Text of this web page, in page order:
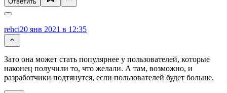
rehci20 янв 2021 в 12:35
Зато она может стать популярнее у пользователей, которые
наконец получили то, что желали. А там, возможно, и
разработчики подтянутся, если пользователей будет больше.